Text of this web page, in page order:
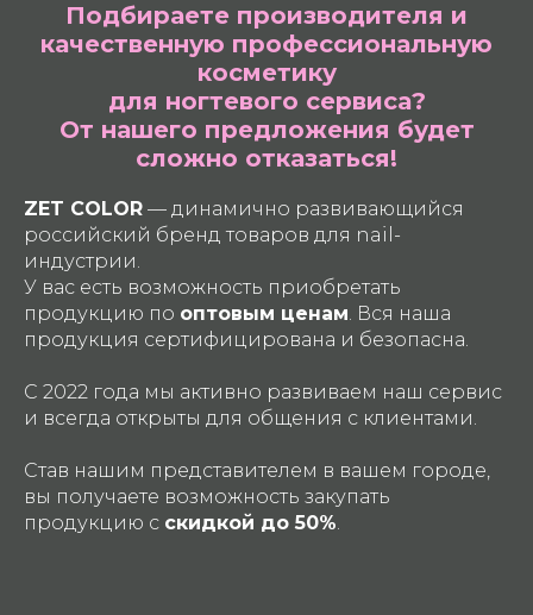
Подбираете производителя и
качественную профессиональную
косметику
для ногтевого сервиса?
От нашего предложения будет
сложно отказаться!
ZET COLOR — динамично развивающийся
российский бренд товаров для nail-
индустрии.
У вас есть возможность приобретать
продукцию по оптовым ценам. Вся наша
продукция сертифицирована и безопасна.
С 2022 года мы активно развиваем наш сервис
и всегда открыты для общения с клиентами.
Став нашим представителем в вашем городе,
вы получаете возможность закупать
продукцию с скидкой до 50%.